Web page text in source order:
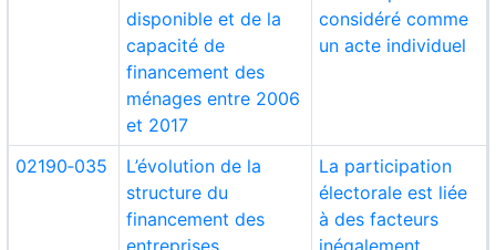
disponible et de la
capacité de
financement des
ménages entre 2006
et 2017
considéré comme
un acte individuel
02190‑035
L’évolution de la
structure du
financement des
entreprises
La participation
électorale est liée
à des facteurs
inégalement